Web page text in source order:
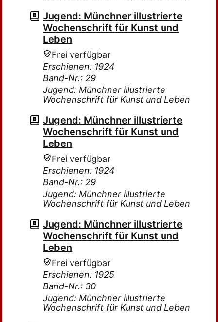
Jugend: Münchner illustrierte
Wochenschrift für Kunst und
Leben
Frei verfügbar
Erschienen: 1924
Band-Nr.: 29
Jugend: Münchner illustrierte
Wochenschrift für Kunst und Leben
Jugend: Münchner illustrierte
Wochenschrift für Kunst und
Leben
Frei verfügbar
Erschienen: 1924
Band-Nr.: 29
Jugend: Münchner illustrierte
Wochenschrift für Kunst und Leben
Jugend: Münchner illustrierte
Wochenschrift für Kunst und
Leben
Frei verfügbar
Erschienen: 1925
Band-Nr.: 30
Jugend: Münchner illustrierte
Wochenschrift für Kunst und Leben